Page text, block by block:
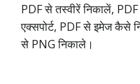
PDF से तस्वीरें निकालें,
एक्सपोर्ट, PDF से इमेज कैसे
से PNG निकाले।